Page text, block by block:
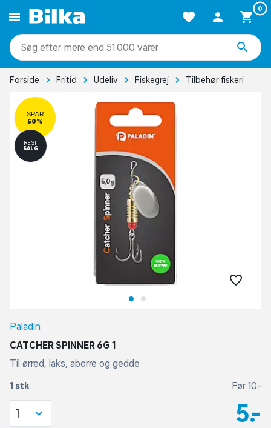
0
mere end 51.000 varer
Forside Fritid Udeliv Fiskegrej Tilbehør fiskeri
SPAR
50%
REST
SALG
Paladin
CATCHER SPINNER 6G 1
Til ørred, laks, aborre og gedde
1 stk Før 10,-
5,-
1